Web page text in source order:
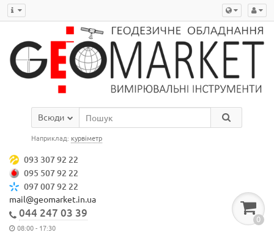
Всюди
Наприклад: курвіметр
093 307 92 22
095 507 92 22
097 007 92 22
mail@geomarket.in.ua
044 247 03 39
08:00 - 17:30
0